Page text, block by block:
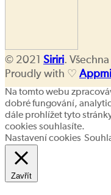
© 2021 Siriri.
Proudly with ♡
Na tomto webu
dobré fungování,
dále prohlížet tyto
cookies souhlasíte.
Nastavení cookies
Zavřít